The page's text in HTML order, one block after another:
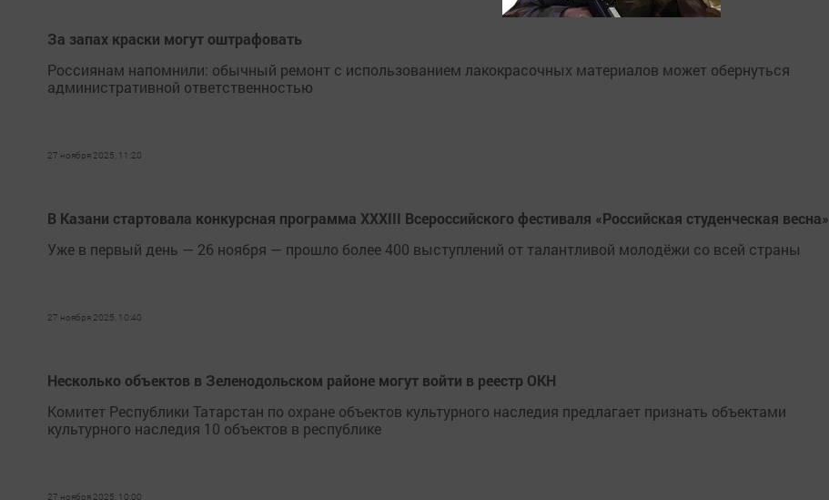
За запах краски могут оштрафовать
Россиянам напомнили: обычный ремонт с использованием лакокрасочных материалов может обернуться
административной ответственностью
27 ноября 2025, 11:20
В Казани стартовала конкурсная программа XXXIII Всероссийского фестиваля «Российская студенческая весна»
Уже в первый день — 26 ноября — прошло более 400 выступлений от талантливой молодёжи со всей страны
27 ноября 2025, 10:40
Несколько объектов в Зеленодольском районе могут войти в реестр ОКН
Комитет Республики Татарстан по охране объектов культурного наследия предлагает признать объектами
культурного наследия 10 объектов в республике
27 ноября 2025, 10:00